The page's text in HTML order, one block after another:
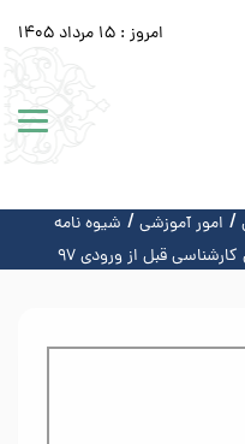
امروز : 15 مرداد 1405
امور آموزشی
شیوه نامه
قبل از ورودی 97